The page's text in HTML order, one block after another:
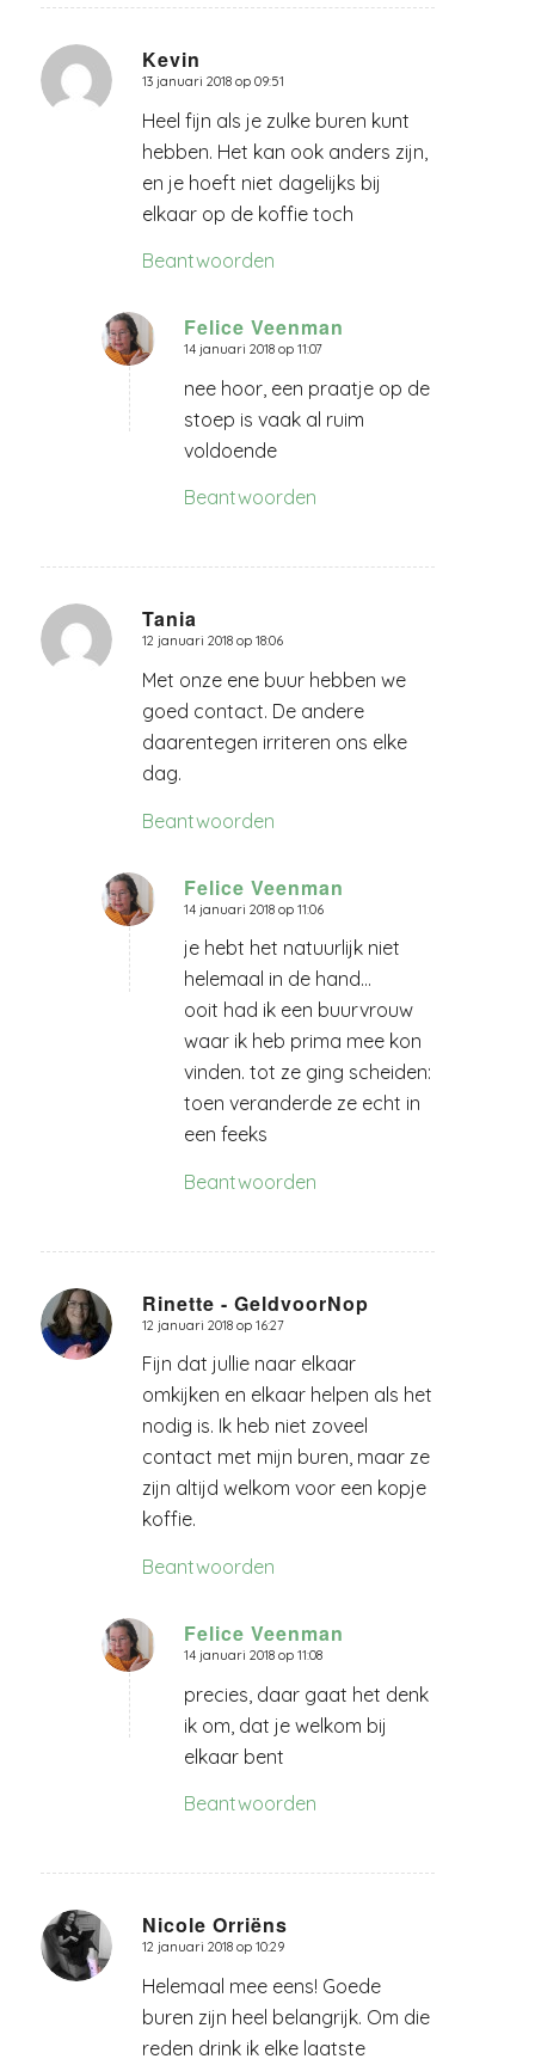
Kevin
zegt:
13 januari 2018 op 09:51
Heel fijn als je zulke buren kunt
hebben. Het kan ook anders zijn,
en je hoeft niet dagelijks bij
elkaar op de koffie toch
Beantwoorden
Felice Veenman
zegt:
14 januari 2018 op 11:07
nee hoor, een praatje op de
stoep is vaak al ruim
voldoende
Beantwoorden
Tania
zegt:
12 januari 2018 op 18:06
Met onze ene buur hebben we
goed contact. De andere
daarentegen irriteren ons elke
dag.
Beantwoorden
Felice Veenman
zegt:
14 januari 2018 op 11:06
je hebt het natuurlijk niet
helemaal in de hand…
ooit had ik een buurvrouw
waar ik heb prima mee kon
vinden. tot ze ging scheiden:
toen veranderde ze echt in
een feeks
Beantwoorden
Rinette - GeldvoorNop
zegt:
12 januari 2018 op 16:27
Fijn dat jullie naar elkaar
omkijken en elkaar helpen als het
nodig is. Ik heb niet zoveel
contact met mijn buren, maar ze
zijn altijd welkom voor een kopje
koffie.
Beantwoorden
Felice Veenman
zegt:
14 januari 2018 op 11:08
precies, daar gaat het denk
ik om, dat je welkom bij
elkaar bent
Beantwoorden
Nicole Orriëns
zegt:
12 januari 2018 op 10:29
Helemaal mee eens! Goede
buren zijn heel belangrijk. Om die
reden drink ik elke laatste